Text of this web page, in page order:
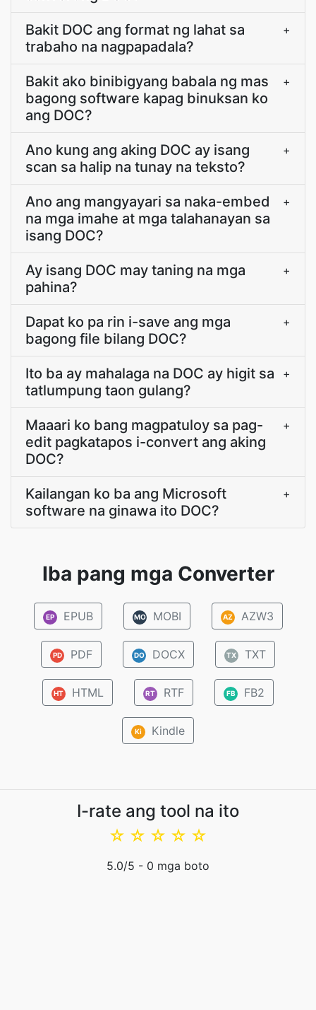
Bakit DOC ang format ng lahat sa
trabaho na nagpapadala?
+
Bakit ako binibigyang babala ng mas
bagong software kapag binuksan ko
ang DOC?
+
Ano kung ang aking DOC ay isang
scan sa halip na tunay na teksto?
+
Ano ang mangyayari sa naka-embed
na mga imahe at mga talahanayan sa
isang DOC?
+
Ay isang DOC may taning na mga
pahina?
+
Dapat ko pa rin i-save ang mga
bagong file bilang DOC?
+
Ito ba ay mahalaga na DOC ay higit sa
tatlumpung taon gulang?
+
Maaari ko bang magpatuloy sa pag-
edit pagkatapos i-convert ang aking
DOC?
+
Kailangan ko ba ang Microsoft
software na ginawa ito DOC?
+
Iba pang mga Converter
EP EPUB MO MOBI AZ AZW3
PD PDF DO DOCX TX TXT
HT HTML RT RTF FB FB2
Ki Kindle
I-rate ang tool na ito
☆
☆
☆
☆
☆
5.0/5 - 0 mga boto